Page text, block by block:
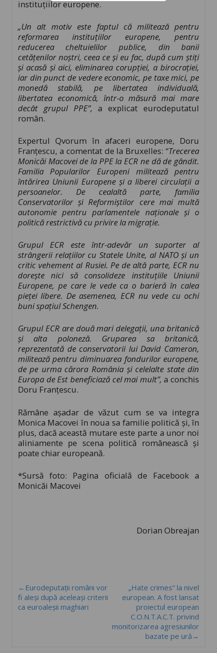
instituțiilor europene.
„Un alt motiv este faptul că militează pentru
reformarea instituţiilor europene, pentru
reducerea cheltuielilor publice, din banii
cetăţenilor noştri, ceea ce şi eu fac, după cum ştiţi
şi acasă şi aici, eliminarea corupţiei, a birocraţiei,
iar din punct de vedere economic, pe taxe mici, pe
monedă stabilă, pe libertatea individuală,
libertatea economică, într-o măsură mai mare
decât grupul PPE”,a explicat eurodeputatul
român.
Expertul Qvorum în afaceri europene, Doru
Franțescu, a comentat de la Bruxelles: “Trecerea
Monicăi Macovei de la PPE la ECR ne dă de gândit.
Familia Popularilor Europeni militează pentru
întărirea Uniunii Europene și a liberei circulații a
persoanelor. De cealaltă parte, familia
Conservatorilor și Reformiștilor cere mai multă
autonomie pentru parlamentele naționale și o
politică restrictivă cu privire la migrație.
Grupul ECR este într-adevăr un suporter al
strângerii relațiilor cu Statele Unite, al NATO și un
critic vehement al Rusiei. Pe de altă parte, ECR nu
dorește nici să consolideze instituțiile Uniunii
Europene, pe care le vede ca o barieră în calea
pieței libere. De asemenea, ECR nu vede cu ochi
buni spațiul Schengen.
Grupul ECR are două mari delegații, una britanică
și alta poloneză. Gruparea sa britanică,
reprezentată de conservatorii lui David Cameron,
militează pentru diminuarea fondurilor europene,
de pe urma cărora România și celelalte state din
Europa de Est beneficiază cel mai mult”,a conchis
Doru Franțescu.
Rămâne așadar de văzut cum se va integra
Monica Macovei în noua sa familie politică și, în
plus, dacă această mutare este parte a unor noi
aliniamente pe scena politică românească și
poate chiar europeană.
*Sursă foto: Pagina oficială de Facebook a
Monicăi Macovei
Dorian Obreajan
←Eurodeputații români vor
fi aleși după aceleași criterii
ca euroaleșii maghiari
„Hate crimes” la nivel
european. A fost lansat
proiectul european
C.O.N.T.A.C.T. privind
monitorizarea agresiunilor
bazate pe ură→